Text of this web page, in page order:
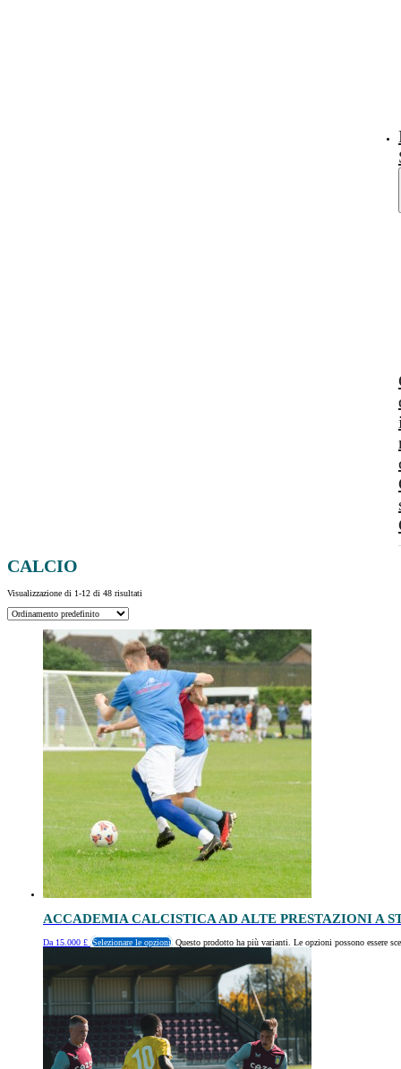
CALCIO
Visualizzazione di 1-12 di 48 risultati
ACCADEMIA CALCISTICA AD ALTE PRESTAZIONI A
Da 15.000 £ Selezionare le opzioni Questo prodotto ha più varianti. Le opzioni possono essere